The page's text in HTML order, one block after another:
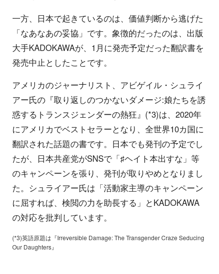
一方、日本で起きているのは、価値判断から逃げた
「なあなあの妥協」です。象徴的だったのは、出版
大手KADOKAWAが、1月に発売予定だった翻訳書を
発売中止としたことです。
アメリカのジャーナリスト、アビゲイル・シュライ
アー氏の『取り返しのつかないダメージ:娘たちを誘
惑するトランスジェンダーの熱狂』(*3)は、2020年
にアメリカでベストセラーとなり、全世界10カ国に
翻訳された話題の書です。日本でも発刊の予定でし
たが、日本共産党がSNSで「♯ヘイト本出すな」等
のキャンペーンを張り、発刊が取りやめとなりまし
た。シュライアー氏は「活動家主導のキャンペーン
に屈すれば、検閲の力を助長する」とKADOKAWA
の対応を批判しています。
(*3)英語原題は『Irreversible Damage: The Transgender Craze Seducing
Our Daughters』